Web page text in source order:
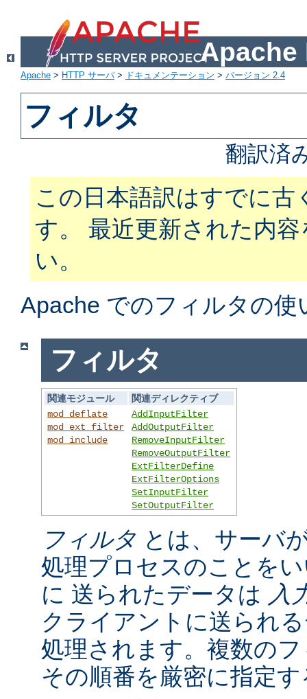
Apache
Apache > HTTP サーバ> ドキュメンテーション > バージョン 2.4
フィルタ
翻訳済
この日本語訳はすでに
す。 最近更新された内
い。
Apache でのフィルタの
フィルタ
関連モジュール
関連ディレクティブ
mod_deflate
mod_ext_filter
mod_include
AddInputFilter
AddOutputFilter
RemoveInputFilter
RemoveOutputFilter
ExtFilterDefine
ExtFilterOptions
SetInputFilter
SetOutputFilter
フィルタ とは、サーバ
処理プロセスのことを
に 送られたデータは 入
クライアントに送られ
処理されます。複数の
その順番を厳密に指定